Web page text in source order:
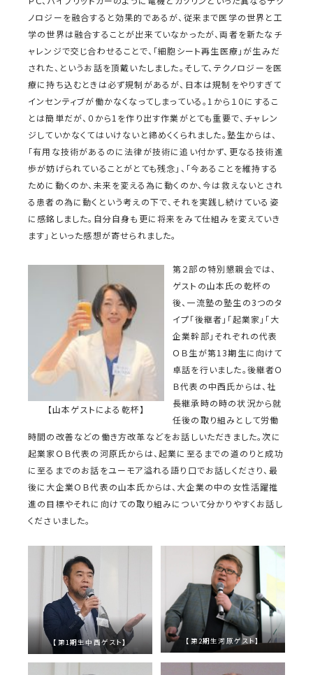
ノロジーを融合すると効果的であるが、従来まで医学の世界と工
学の世界は融合することが出来ていなかったが、両者を新たなチ
ャレンジで交じ合わせることで、「細胞シート再生医療」が生みだ
された、というお話を頂戴いたしました。そして、テクノロジーを医
療に持ち込むときは必ず規制があるが、日本は規制をやりすぎて
インセンティブが働かなくなってしまっている。1から１０にするこ
とは簡単だが、０から1を作り出す作業がとても重要で、チャレン
ジしていかなくてはいけないと締めくくられました。塾生からは、
「有用な技術があるのに法律が技術に追い付かず、更なる技術進
歩が妨げられていることがとても残念」、「今あることを維持する
ために動くのか、未来を変える為に動くのか、今は救えないとされ
る患者の為に動くという考えの下で、それを実践し続けている姿
に感銘しました。自分自身も更に将来をみて仕組みを変えていき
ます」といった感想が寄せられました。
【山本ゲストによる乾杯】
第２部の特別懇親会では、
ゲストの山本氏の乾杯の
後、一流塾の塾生の3つのタ
イプ「後継者」「起業家」「大
企業幹部」それぞれの代表
ＯＢ生が第13期生に向けて
卓話を行いました。後継者Ｏ
Ｂ代表の中西氏からは、社
長継承時の時の状況から就
任後の取り組みとして労働
時間の改善などの働き方改革などをお話しいただきました。次に
起業家ＯＢ代表の河原氏からは、起業に至るまでの道のりと成功
に至るまでのお話をユーモア溢れる語り口でお話しくださり、最
後に大企業ＯＢ代表の山本氏からは、大企業の中の女性活躍推
進の目標やそれに向けての取り組みについて分かりやすくお話し
くださいました。
【第1期生中西ゲスト】 【第2期生河原ゲスト】